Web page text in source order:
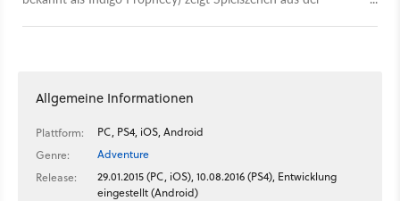
Allgemeine Informationen
Plattform:
PC, PS4, iOS, Android
Genre:
Adventure
Release:
29.01.2015 (PC, iOS), 10.08.2016 (PS4), Entwicklung
eingestellt (Android)